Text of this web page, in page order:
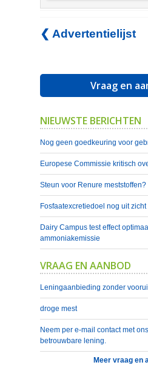
❮ Advertentielijst
Vraag en
NIEUWSTE BERICHTEN
Nog geen goedkeuring voor
Europese Commissie kritisch
Steun voor Renure meststoffen?
Fosfaatexcretiedoel nog uit zicht
Dairy Campus test effect
ammoniakemissie
VRAAG EN AANBOD
Leningaanbieding zonder
droge mest
Neem per e-mail contact met
betrouwbare lening.
Meer vraag en